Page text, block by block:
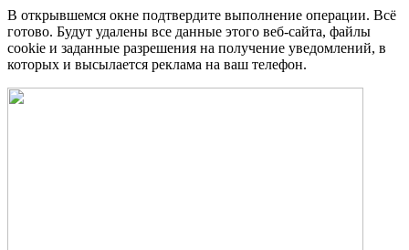
В открывшемся окне подтвердите выполнение операции. Всё
готово. Будут удалены все данные этого веб-сайта, файлы
cookie и заданные разрешения на получение уведомлений, в
которых и высылается реклама на ваш телефон.